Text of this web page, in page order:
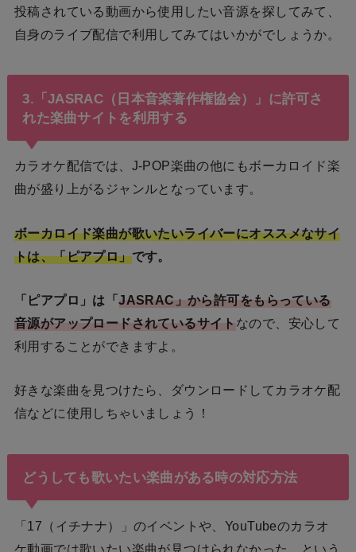
投稿されている動画から使用したい音源を探してみて、
自身のライブ配信で利用してみてはいかがでしょうか。
3.「JASRAC（日本音楽著作権協会）」に許可さ
れた楽曲サイトを利用する
カラオケ配信では、J-POP楽曲の他にもボーカロイド楽
曲が盛り上がるジャンルとなっています。
ボーカロイド楽曲が歌いたいライバーにオススメなサイ
トは、「ピアプロ」です。
「ピアプロ」は「JASRAC」から許可をもらっている
音源がアップロードされているサイト なので、安心して
利用することができますよ。
好きな楽曲を見つけたら、ダウンロードしてカラオケ配
信などに使用しちゃいましょう！
どうしても歌いたい楽曲がある時の対応方法
「17（イチナナ）」のイベントや、YouTubeのカラオ
ケ動画では歌いたい楽曲が見つけられなかった…という